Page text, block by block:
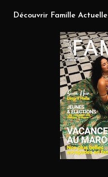
Découvrir Famille Actuelle